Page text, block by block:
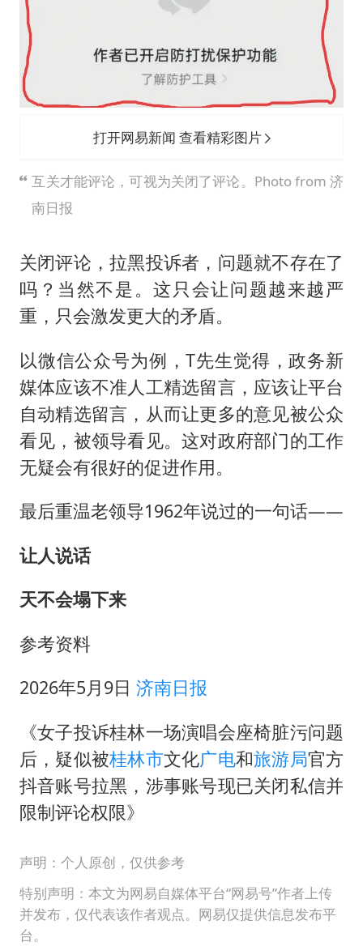
打开网易新闻 查看精彩图片
互关才能评论，可视为关闭了评论。Photo from 济
南日报
关闭评论，拉黑投诉者，问题就不存在了
吗？当然不是。这只会让问题越来越严
重，只会激发更大的矛盾。
以微信公众号为例，T先生觉得，政务新
媒体应该不准人工精选留言，应该让平台
自动精选留言，从而让更多的意见被公众
看见，被领导看见。这对政府部门的工作
无疑会有很好的促进作用。
最后重温老领导1962年说过的一句话——
让人说话
天不会塌下来
参考资料
2026年5月9日 济南日报
《女子投诉桂林一场演唱会座椅脏污问题
后，疑似被桂林市文化广电和旅游局官方
抖音账号拉黑，涉事账号现已关闭私信并
限制评论权限》
声明：个人原创，仅供参考
特别声明：本文为网易自媒体平台“网易号”作者上传
并发布，仅代表该作者观点。网易仅提供信息发布平
台。